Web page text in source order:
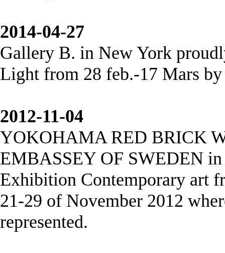
2014-04-27
Gallery B. in New York
Light from 28 feb.-17 Mars
2012-11-04
YOKOHAMA RED BRICK
EMBASSEY OF SWEDEN
Exhibition Contemporary art
21-29 of November 2012
represented.